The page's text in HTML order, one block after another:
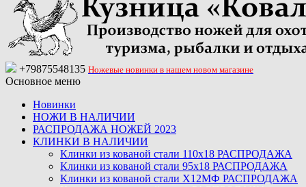
+79875548135 Ножевые новинки в нашем новом магазине
Основное меню
Новинки
НОЖИ В НАЛИЧИИ
РАСПРОДАЖА НОЖЕЙ 2023
КЛИНКИ В НАЛИЧИИ
Клинки из кованой стали 110х18 РАСПРОДАЖА
Клинки из кованой стали 95х18 РАСПРОДАЖА
Клинки из кованой стали Х12МФ РАСПРОДАЖА